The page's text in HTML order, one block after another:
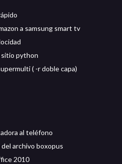
a samsung smart tv
sitio python
( -r doble capa)
al teléfono
archivo boxopus
2010